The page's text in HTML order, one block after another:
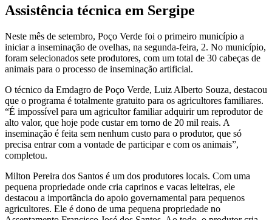
Assistência técnica em Sergipe
Neste mês de setembro, Poço Verde foi o primeiro município a
iniciar a inseminação de ovelhas, na segunda-feira, 2. No município,
foram selecionados sete produtores, com um total de 30 cabeças de
animais para o processo de inseminação artificial.
O técnico da Emdagro de Poço Verde, Luiz Alberto Souza, destacou
que o programa é totalmente gratuito para os agricultores familiares.
“É impossível para um agricultor familiar adquirir um reprodutor de
alto valor, que hoje pode custar em torno de 20 mil reais. A
inseminação é feita sem nenhum custo para o produtor, que só
precisa entrar com a vontade de participar e com os animais”,
completou.
Milton Pereira dos Santos é um dos produtores locais. Com uma
pequena propriedade onde cria caprinos e vacas leiteiras, ele
destacou a importância do apoio governamental para pequenos
agricultores. Ele é dono de uma pequena propriedade no